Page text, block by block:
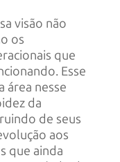
visão não
os
que
Esse
área nesse
da
de seus
aos
que ainda